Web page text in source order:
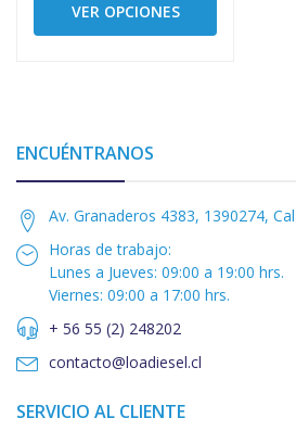
VER OPCIONES
ENCUÉNTRANOS
Av. Granaderos 4383, 1390274,
Horas de trabajo:
Lunes a Jueves: 09:00 a 19:00 hrs.
Viernes: 09:00 a 17:00 hrs.
+ 56 55 (2) 248202
contacto@loadiesel.cl
SERVICIO AL CLIENTE